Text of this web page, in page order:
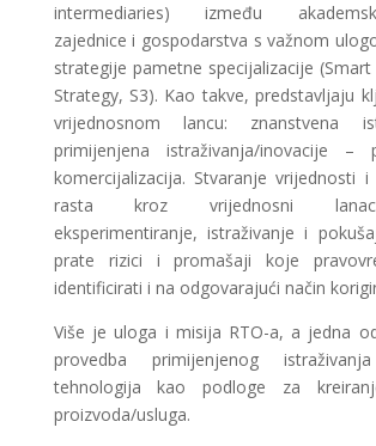
intermediaries) između
zajednice i gospodarstva s važnom
strategije pametne specijalizacije (Smart
Strategy, S3). Kao takve, predstavljaju
vrijednosnom lancu: znanstvena
primijenjena istraživanja/inovacije –
komercijalizacija. Stvaranje vrijednosti i
rasta kroz vrijednosni
eksperimentiranje, istraživanje i
prate rizici i promašaji koje
identificirati i na odgovarajući način
Više je uloga i misija RTO-a, a jedna
provedba primijenjenog
tehnologija kao podloge za
proizvoda/usluga.